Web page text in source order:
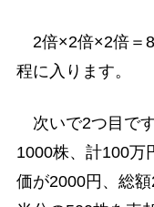
2倍×2倍×2倍＝
程に入ります。
次いで2つ目で
1000株、計100万
価が2000円、総